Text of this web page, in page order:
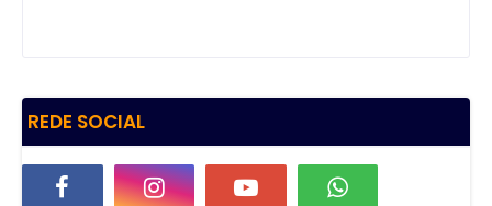
REDE SOCIAL